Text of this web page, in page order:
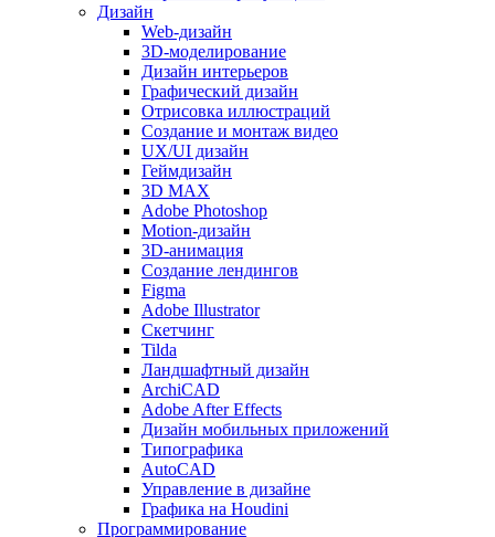
Дизайн
Web-дизайн
3D-моделирование
Дизайн интерьеров
Графический дизайн
Отрисовка иллюстраций
Создание и монтаж видео
UX/UI дизайн
Геймдизайн
3D MAX
Adobe Photoshop
Motion-дизайн
3D-анимация
Создание лендингов
Figma
Adobe Illustrator
Скетчинг
Tilda
Ландшафтный дизайн
ArchiCAD
Adobe After Effects
Дизайн мобильных приложений
Типографика
AutoCAD
Управление в дизайне
Графика на Houdini
Программирование